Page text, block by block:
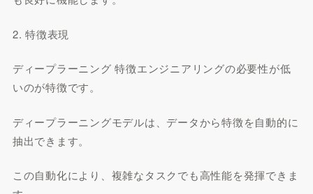
2. 特徴表現
ディープラーニング 特徴エンジニアリングの必要性が低
いのが特徴です。
ディープラーニングモデルは、データから特徴を自動的に
抽出できます。
この自動化により、複雑なタスクでも高性能を発揮できま